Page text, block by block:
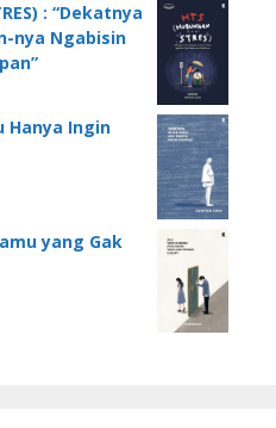
: “Dekatnya
nya Ngabisin
Hanya Ingin
yang Gak